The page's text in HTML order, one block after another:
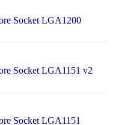
Socket LGA1200
Socket LGA1151 v2
Socket LGA1151